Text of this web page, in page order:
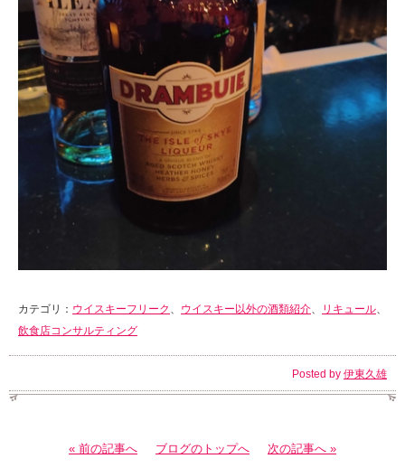
カテゴリ： ウイスキーフリーク 、 ウイスキー以外の酒類紹介、 リキュール、
飲食店コンサルティング
Posted by 伊東久雄
« 前の記事へ ブログのトップへ 次の記事へ »